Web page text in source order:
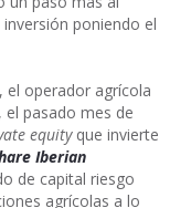
poniendo el
el operador agrícola
el pasado mes de
equityque invierte
Iberian
de capital riesgo
agrícolas a lo